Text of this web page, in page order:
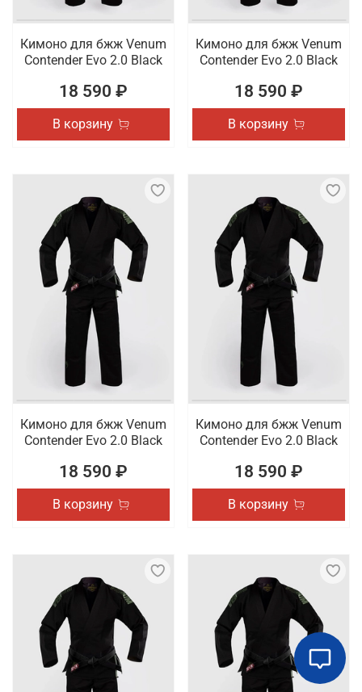
Кимоно для бжж Venum
Contender Evo 2.0 Black
18 590 ₽
В корзину
Кимоно для бжж Venum
Contender Evo 2.0 Black
18 590 ₽
В корзину
Кимоно для бжж Venum
Contender Evo 2.0 Black
18 590 ₽
В корзину
Кимоно для бжж Venum
Contender Evo 2.0 Black
18 590 ₽
В корзину